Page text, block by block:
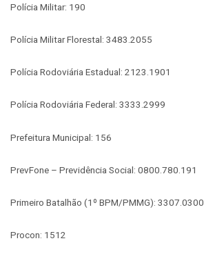
Polícia Militar: 190
Polícia Militar Florestal: 3483.2055
Polícia Rodoviária Estadual: 2123.1901
Polícia Rodoviária Federal: 3333.2999
Prefeitura Municipal: 156
PrevFone – Previdência Social: 0800.780.191
Primeiro Batalhão (1º BPM/PMMG): 3307.0300
Procon: 1512